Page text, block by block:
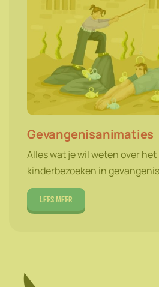
Gevangenisanimaties
Alles wat je wil weten over
kinderbezoeken in
Lees meer